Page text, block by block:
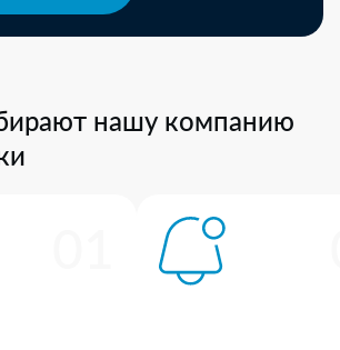
нашу компанию